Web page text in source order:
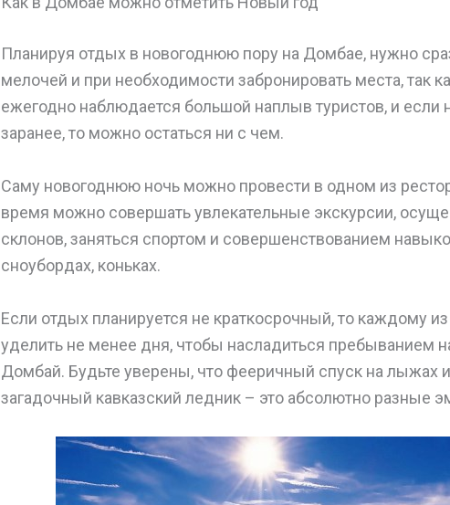
Планируя отдых в новогоднюю пору на Домбае, нужно
мелочей и при необходимости забронировать места, так
ежегодно наблюдается большой наплыв туристов, и если
заранее, то можно остаться ни с чем.
Саму новогоднюю ночь можно провести в одном из
время можно совершать увлекательные экскурсии,
склонов, заняться спортом и совершенствованием
сноубордах, коньках.
Если отдых планируется не краткосрочный, то каждому
уделить не менее дня, чтобы насладиться пребыванием
Домбай. Будьте уверены, что фееричный спуск на лыжах
загадочный кавказский ледник – это абсолютно разные